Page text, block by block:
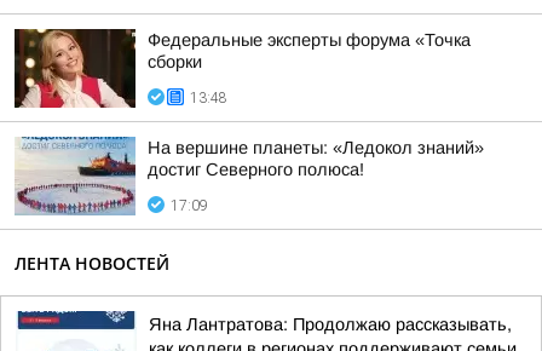
Федеральные эксперты форума «Точка
сборки
13:48
На вершине планеты: «Ледокол знаний»
достиг Северного полюса!
17:09
ЛЕНТА НОВОСТЕЙ
Яна Лантратова: Продолжаю рассказывать,